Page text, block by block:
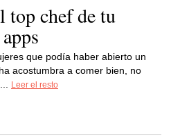
top chef de tu
que podía haber abierto un
acostumbra a comer bien, no
Leer el resto